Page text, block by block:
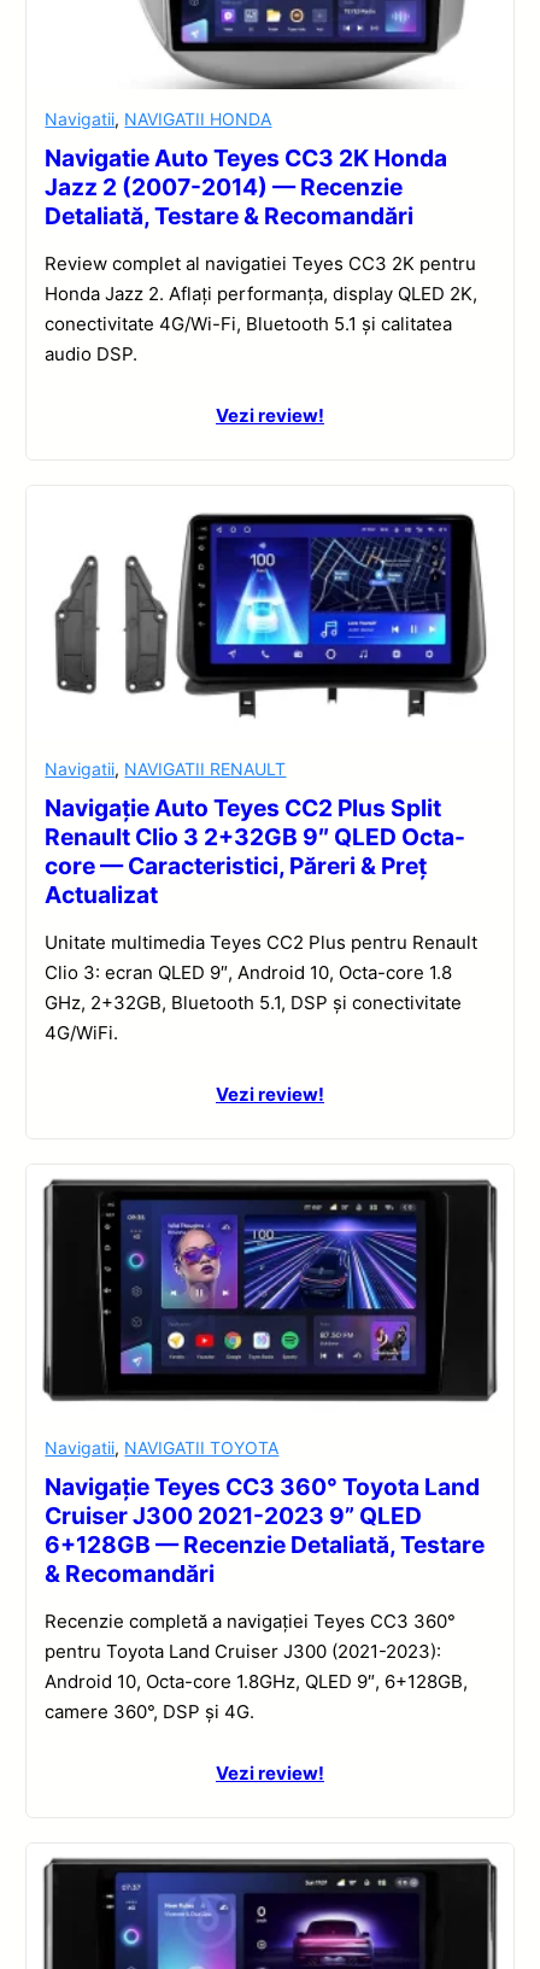
Navigatii, NAVIGATII HONDA
Navigatie Auto Teyes CC3 2K Honda
Jazz 2 (2007-2014) — Recenzie
Detaliată, Testare & Recomandări
Review complet al navigatiei Teyes CC3 2K pentru
Honda Jazz 2. Aflați performanța, display QLED 2K,
conectivitate 4G/Wi-Fi, Bluetooth 5.1 și calitatea
audio DSP.
Vezi review!
Navigatii, NAVIGATII RENAULT
Navigație Auto Teyes CC2 Plus Split
Renault Clio 3 2+32GB 9″ QLED Octa-
core — Caracteristici, Păreri & Preț
Actualizat
Unitate multimedia Teyes CC2 Plus pentru Renault
Clio 3: ecran QLED 9″, Android 10, Octa-core 1.8
GHz, 2+32GB, Bluetooth 5.1, DSP și conectivitate
4G/WiFi.
Vezi review!
Navigatii, NAVIGATII TOYOTA
Navigație Teyes CC3 360° Toyota Land
Cruiser J300 2021-2023 9” QLED
6+128GB — Recenzie Detaliată, Testare
& Recomandări
Recenzie completă a navigației Teyes CC3 360°
pentru Toyota Land Cruiser J300 (2021-2023):
Android 10, Octa-core 1.8GHz, QLED 9″, 6+128GB,
camere 360°, DSP și 4G.
Vezi review!